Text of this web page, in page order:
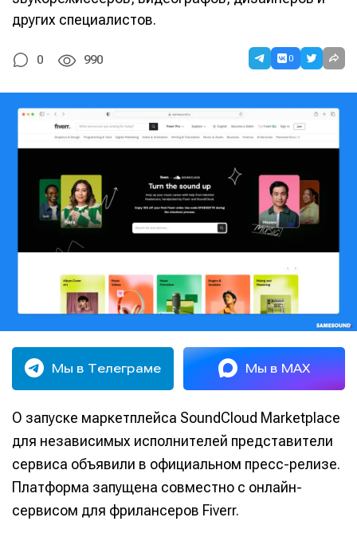
других специалистов.
0 990 0
Мы в Телеграме Мы в MAX
О запуске маркетплейса SoundCloud Marketplace
для независимых исполнителей представители
сервиса объявили в официальном пресс-релизе.
Платформа запущена совместно с онлайн-
сервисом для фрилансеров Fiverr.